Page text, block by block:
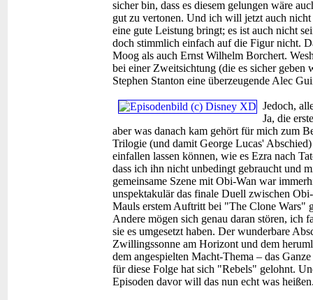
sicher bin, dass es diesem gelungen wäre
gut zu vertonen. Und ich will jetzt auch
eine gute Leistung bringt; es ist auch nicht
doch stimmlich einfach auf die Figur nicht.
Moog als auch Ernst Wilhelm Borchert.
bei einer Zweitsichtung (die es sicher
Stephen Stanton eine überzeugende Alec
Jedoch,
Ja, die
aber was danach kam gehört für mich zum
Trilogie (und damit George Lucas'
einfallen lassen können, wie es Ezra nach
dass ich ihn nicht unbedingt gebraucht und
gemeinsame Szene mit Obi-Wan war
unspektakulär das finale Duell zwischen
Mauls erstem Auftritt bei "The Clone Wars"
Andere mögen sich genau daran stören, ich
sie es umgesetzt haben. Der wunderbare
Zwillingssonne am Horizont und dem
dem angespielten Macht-Thema – das
für diese Folge hat sich "Rebels" gelohnt.
Episoden davor will das nun echt was